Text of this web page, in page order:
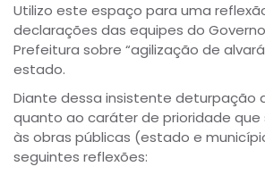
Utilizo este espaço para uma
declarações das equipes do
Prefeitura sobre “agilização de
estado.
Diante dessa insistente deturpação
quanto ao caráter de prioridade
às obras públicas (estado e
seguintes reflexões: